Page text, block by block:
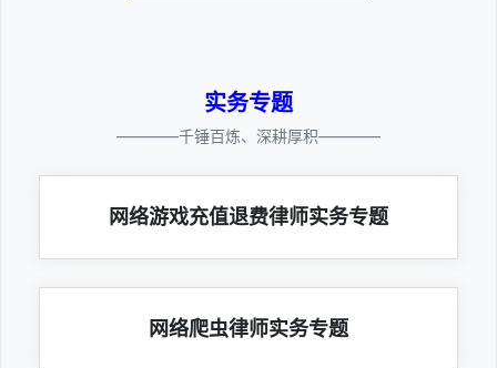
实务专题
————千锤百炼、深耕厚积————
网络游戏充值退费律师实务专题
网络爬虫律师实务专题